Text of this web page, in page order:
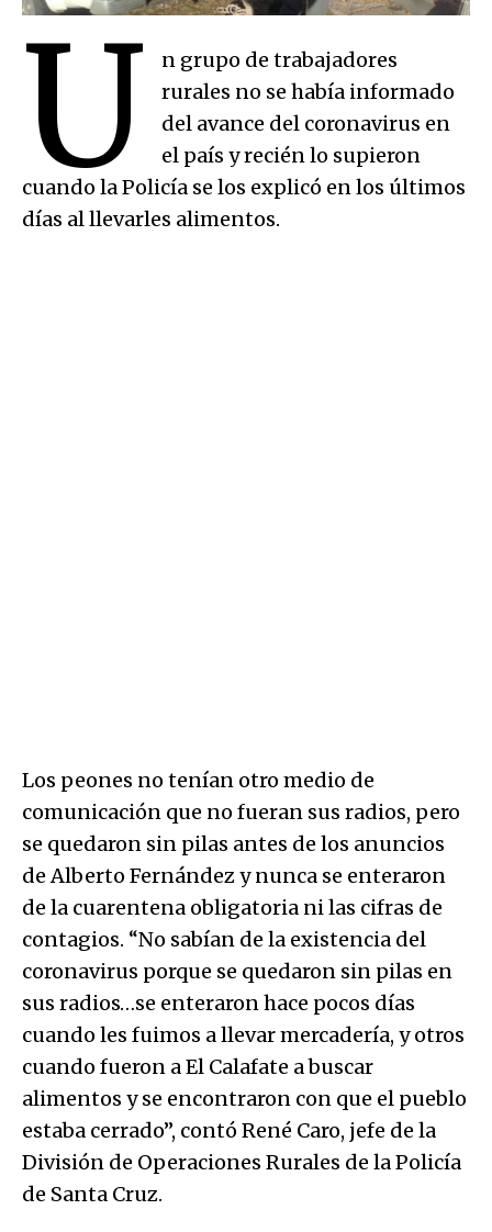
U
n grupo de trabajadores
rurales no se había informado
del avance del coronavirus en
el país y recién lo supieron
cuando la Policía se los explicó en los últimos
días al llevarles alimentos.
Los peones no tenían otro medio de
comunicación que no fueran sus radios, pero
se quedaron sin pilas antes de los anuncios
de Alberto Fernández y nunca se enteraron
de la cuarentena obligatoria ni las cifras de
contagios. “No sabían de la existencia del
coronavirus porque se quedaron sin pilas en
sus radios…se enteraron hace pocos días
cuando les fuimos a llevar mercadería, y otros
cuando fueron a El Calafate a buscar
alimentos y se encontraron con que el pueblo
estaba cerrado”, contó René Caro, jefe de la
División de Operaciones Rurales de la Policía
de Santa Cruz.